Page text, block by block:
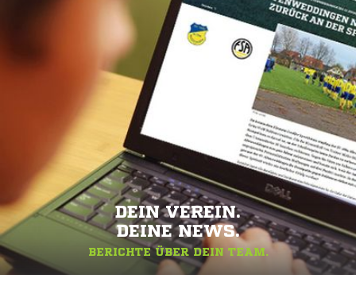
DEIN VEREIN.
DEINE NEWS.
BERICHTE ÜBER DEIN TEAM.